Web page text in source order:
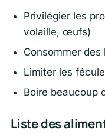
Privilégier les
volaille, œufs)
Consommer
Limiter les
Boire beaucoup
Liste des